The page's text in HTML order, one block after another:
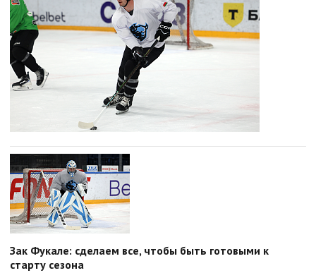
Зак Фукале: сделаем все, чтобы быть готовыми к
старту сезона